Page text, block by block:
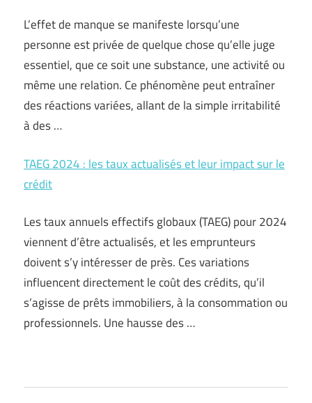
L’effet de manque se manifeste lorsqu’une
personne est privée de quelque chose qu’elle juge
essentiel, que ce soit une substance, une activité ou
même une relation. Ce phénomène peut entraîner
des réactions variées, allant de la simple irritabilité
à des …
TAEG 2024 : les taux actualisés et leur impact sur le
crédit
Les taux annuels effectifs globaux (TAEG) pour 2024
viennent d’être actualisés, et les emprunteurs
doivent s’y intéresser de près. Ces variations
influencent directement le coût des crédits, qu’il
s’agisse de prêts immobiliers, à la consommation ou
professionnels. Une hausse des …